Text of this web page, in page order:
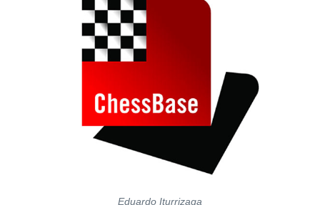
Eduardo Iturrizaga